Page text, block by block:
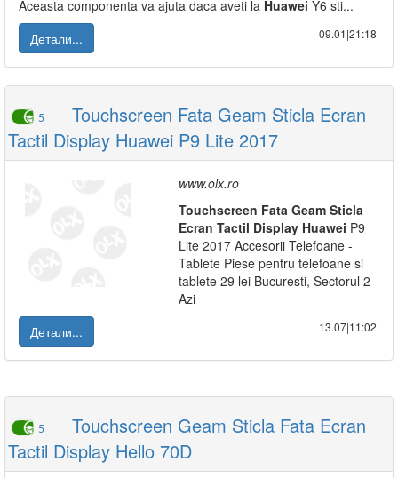
Aceasta componenta va ajuta daca aveti la Huawei Y6 sti...
Детали...
09.01|21:18
5
Touchscreen Fata Geam Sticla Ecran
Tactil Display Huawei P9 Lite 2017
www.olx.ro
Touchscreen Fata Geam Sticla
Ecran Tactil Display Huawei P9
Lite 2017 Accesorii Telefoane -
Tablete Piese pentru telefoane si
tablete 29 lei Bucuresti, Sectorul 2
Azi
Детали...
13.07|11:02
5
Touchscreen Geam Sticla Fata Ecran
Tactil Display Hello 70D